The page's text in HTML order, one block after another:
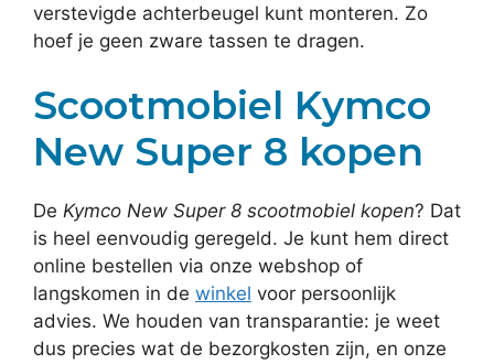
verstevigde achterbeugel kunt monteren. Zo
hoef je geen zware tassen te dragen.
Scootmobiel Kymco
New Super 8 kopen
De Kymco New Super 8 scootmobiel kopen? Dat
is heel eenvoudig geregeld. Je kunt hem direct
online bestellen via onze webshop of
langskomen in de winkel voor persoonlijk
advies. We houden van transparantie: je weet
dus precies wat de bezorgkosten zijn, en onze